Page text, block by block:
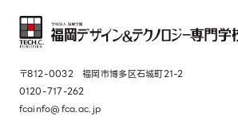
〒812-0032 福岡市博多区石城町21-2
0120-717-262
fcainfo@fca.ac.jp